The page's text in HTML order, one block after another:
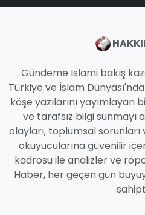
Gündeme İslami bakış
Türkiye ve İslam
köşe yazılarını
ve tarafsız bilgi sunmayı
olayları, toplumsal
okuyucularına güvenilir
kadrosu ile analizler ve
Haber, her geçen gün